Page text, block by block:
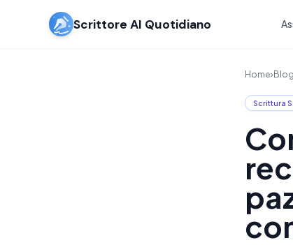
Scrittore AI Quotidiano
Home›Blog
Scrittura